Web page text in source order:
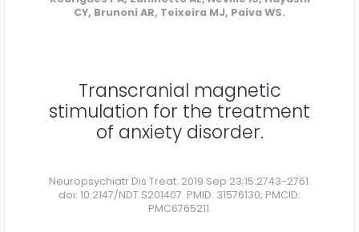
CY, Brunoni AR, Teixeira MJ, Paiva WS.
Transcranial magnetic
stimulation for the treatment
of anxiety disorder.
Neuropsychiatr Dis Treat. 2019 Sep 23;15:2743-2761.
doi: 10.2147/NDT.S201407. PMID: 31576130; PMCID:
PMC6765211.